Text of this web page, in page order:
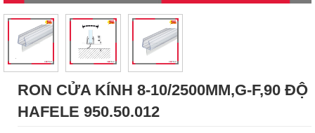
RON CỬA KÍNH 8-10/2500MM,G-F,90 ĐỘ
HAFELE 950.50.012